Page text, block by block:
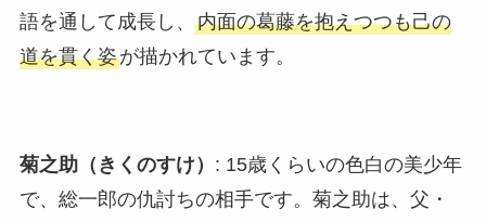
語を通して成長し、 内面の葛藤を抱えつつも己の
道を貫く姿が描かれています。
菊之助（きくのすけ） : 15歳くらいの色白の美少年
で、総一郎の仇討ちの相手です。菊之助は、父・